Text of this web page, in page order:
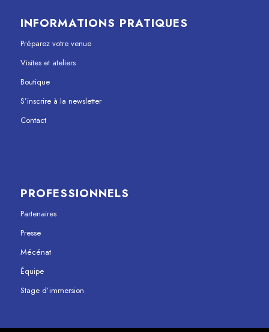
INFORMATIONS PRATIQUES
Préparez votre venue
Visites et ateliers
Boutique
S’inscrire à la newsletter
Contact
PROFESSIONNELS
Partenaires
Presse
Mécénat
Équipe
Stage d’immersion